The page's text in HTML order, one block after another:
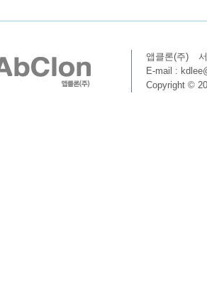
앱클론(주)
E-mail :
Copyright ©